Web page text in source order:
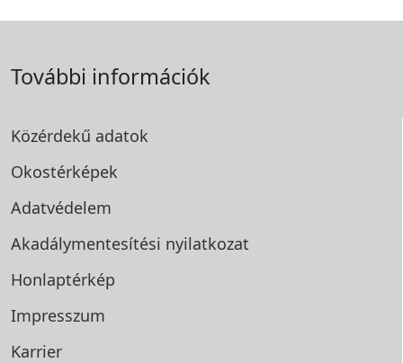
További információk
Közérdekű adatok
Okostérképek
Adatvédelem
Akadálymentesítési nyilatkozat
Honlaptérkép
Impresszum
Karrier